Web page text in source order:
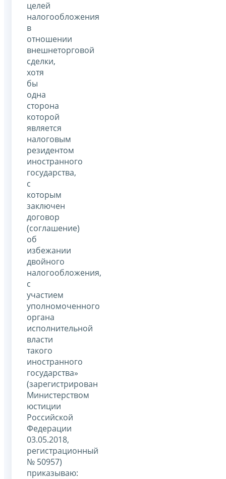
целей
налогообложения
в
отношении
внешнеторговой
сделки,
хотя
бы
одна
сторона
которой
является
налоговым
резидентом
иностранного
государства,
с
которым
заключен
договор
(соглашение)
об
избежании
двойного
налогообложения,
с
участием
уполномоченного
органа
исполнительной
власти
такого
иностранного
государства»
(зарегистрирован
Министерством
юстиции
Российской
Федерации
03.05.2018,
регистрационный
№ 50957)
приказываю: